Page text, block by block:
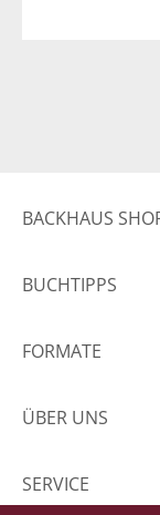
BACKHAUS
BUCHTIPPS
FORMATE
ÜBER UNS
SERVICE